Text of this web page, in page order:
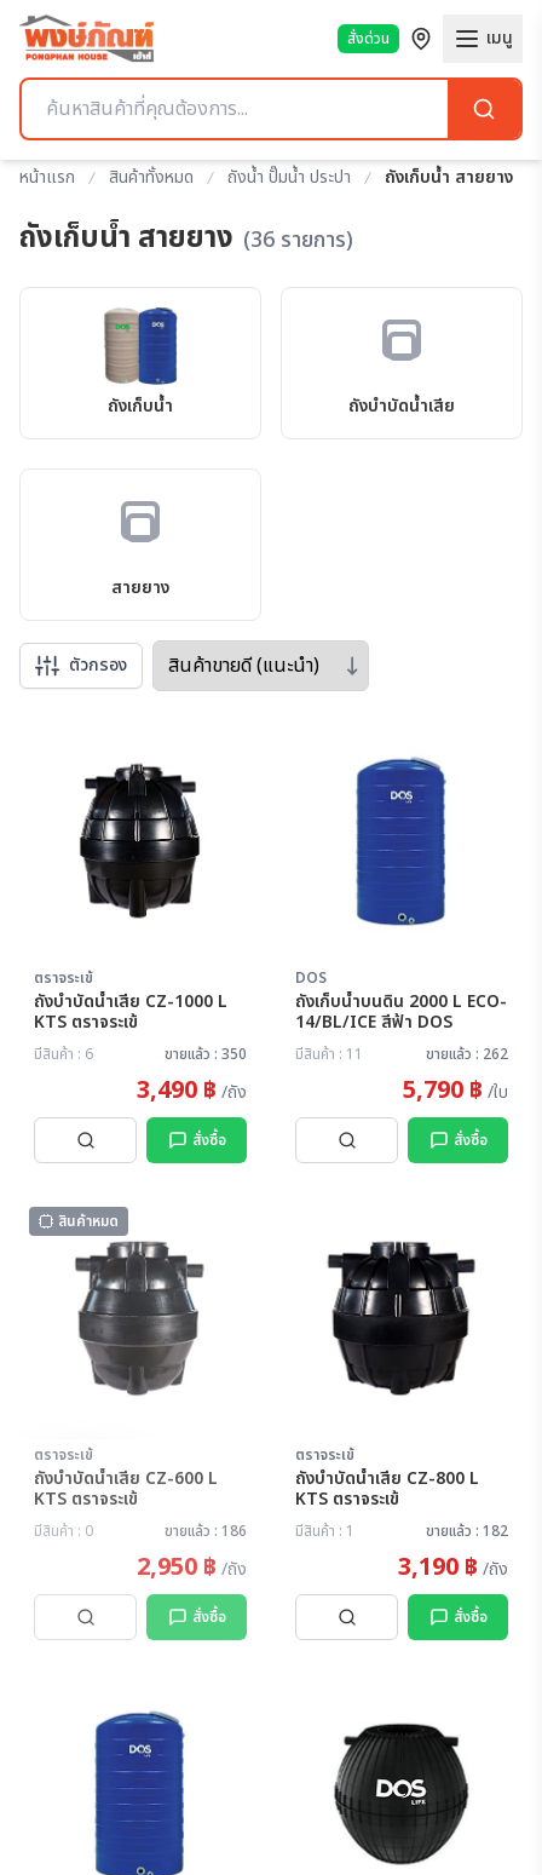
สั่งด่วน เมนู
หน้าแรก สินค้าทั้งหมด ถังน้ำ ปั๊มน้ำ ประปา ถังเก็บน้ำ สายยาง
ถังเก็บน้ำ สายยาง (36 รายการ)
ถังเก็บน้ำ ถังบำบัดน้ำเสีย
สายยาง
ตัวกรอง Sort by
ตราจระเข้
ถังบำบัดน้ำเสีย CZ-1000 L
KTS ตราจระเข้
มีสินค้า : 6 ขายแล้ว : 350
3,490 ฿ /ถัง
สั่งซื้อ
DOS
ถังเก็บน้ำบนดิน 2000 L ECO-
14/BL/ICE สีฟ้า DOS
มีสินค้า : 11 ขายแล้ว : 262
5,790 ฿ /ใบ
สั่งซื้อ
สินค้าหมด
สินค้าหมด
ตราจระเข้
ถังบำบัดน้ำเสีย CZ-600 L
KTS ตราจระเข้
มีสินค้า : 0 ขายแล้ว : 186
2,950 ฿ /ถัง
สั่งซื้อ
ตราจระเข้
ถังบำบัดน้ำเสีย CZ-800 L
KTS ตราจระเข้
มีสินค้า : 1 ขายแล้ว : 182
3,190 ฿ /ถัง
สั่งซื้อ